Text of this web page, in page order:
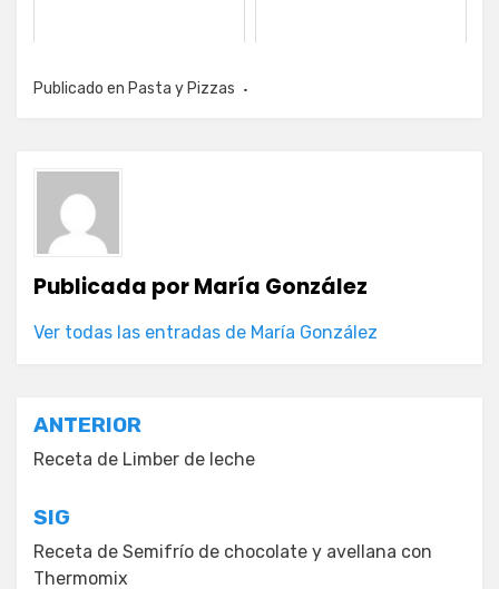
Publicado en Pasta y Pizzas
Publicada porMaría González
Ver todas las entradas de María González
Navegación
de
entradas
ANTERIOR
Receta de Limber de leche
SIG
Receta de Semifrío de chocolate y avellana con
Thermomix